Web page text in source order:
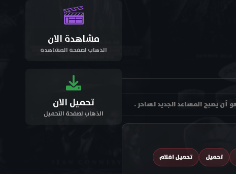
تحميل
تحميل افلام
مشاهدة الان
الذهاب لصفحة المشاهدة
تحميل الان
الذهاب لصفحة التحميل